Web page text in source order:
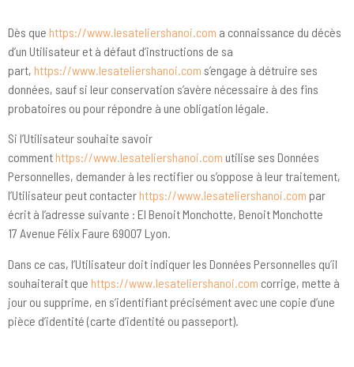
Dès que https://www.lesateliershanoi.com a connaissance du décès
d’un Utilisateur et à défaut d’instructions de sa
part, https://www.lesateliershanoi.com s’engage à détruire ses
données, sauf si leur conservation s’avère nécessaire à des fins
probatoires ou pour répondre à une obligation légale.
Si l’Utilisateur souhaite savoir
commenthttps://www.lesateliershanoi.com utilise ses Données
Personnelles, demander à les rectifier ou s’oppose à leur traitement,
l’Utilisateur peut contacterhttps://www.lesateliershanoi.com par
écrit à l’adresse suivante : EI Benoit Monchotte, Benoit Monchotte
17 Avenue Félix Faure 69007 Lyon.
Dans ce cas, l’Utilisateur doit indiquer les Données Personnelles qu’il
souhaiterait que https://www.lesateliershanoi.com corrige, mette à
jour ou supprime, en s’identifiant précisément avec une copie d’une
pièce d’identité (carte d’identité ou passeport).